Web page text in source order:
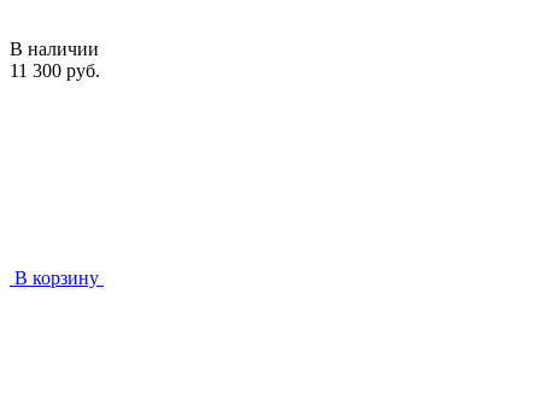
В наличии
11 300 руб.
В корзину